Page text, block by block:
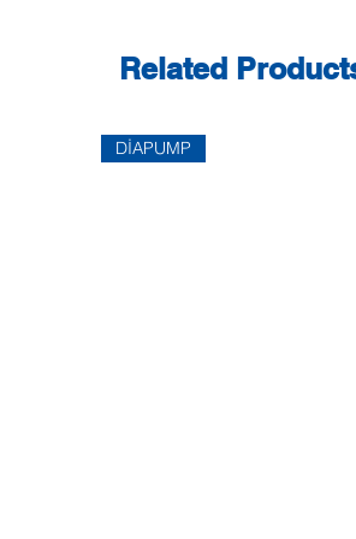
Related
DİAPUMP